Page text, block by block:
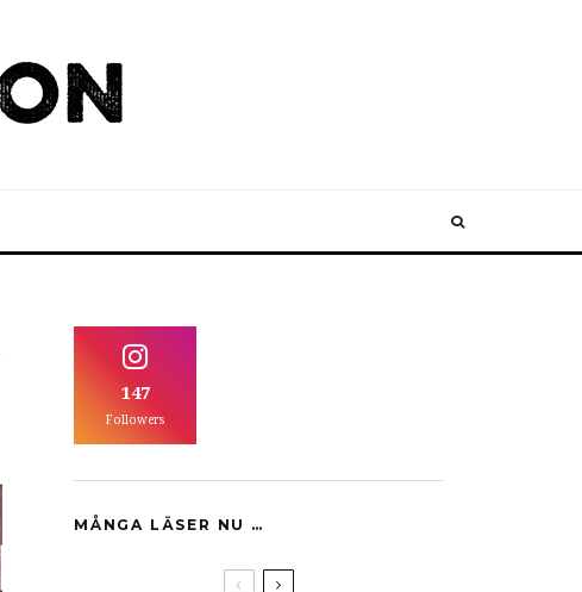
147
Followers
MÅNGA LÄSER NU …